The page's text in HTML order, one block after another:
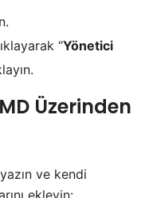
“Yönetici
Üzerinden
ve kendi